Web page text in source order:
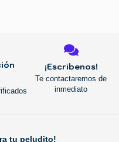
¡Escribenos!
Te contactaremos de
inmediato
tu peludito!